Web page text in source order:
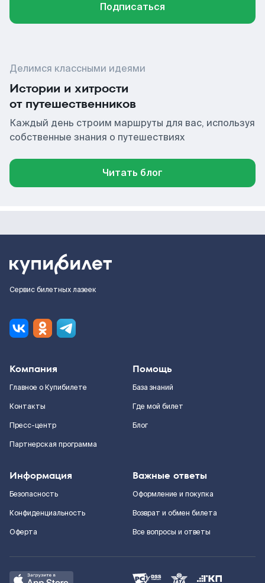
Подписаться
Делимся классными идеями
Истории и хитрости
от путешественников
Каждый день строим маршруты для вас, используя
собственные знания о путешествиях
Читать блог
Сервис билетных лазеек
Компания
Главное о Купибилете
Контакты
Пресс-центр
Партнерская программа
Помощь
База знаний
Где мой билет
Блог
Информация
Безопасность
Конфиденциальность
Оферта
Важные ответы
Оформление и покупка
Возврат и обмен билета
Все вопросы и ответы